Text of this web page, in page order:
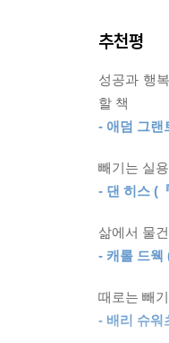
‘더 적은
것은 1년
지우든, 두
떤 발상이
--- p.292 「8
절감되었
밀가루 반
도넛을 전
빼기를 활
문제해결
● 개선하기
● 빼기를
● 뺀 것을
추천평
성공과 행
할 책
- 애덤 그랜
빼기는 실
- 댄 히스 (
삶에서 물
- 캐롤 드웩
때로는 빼
- 배리 슈워